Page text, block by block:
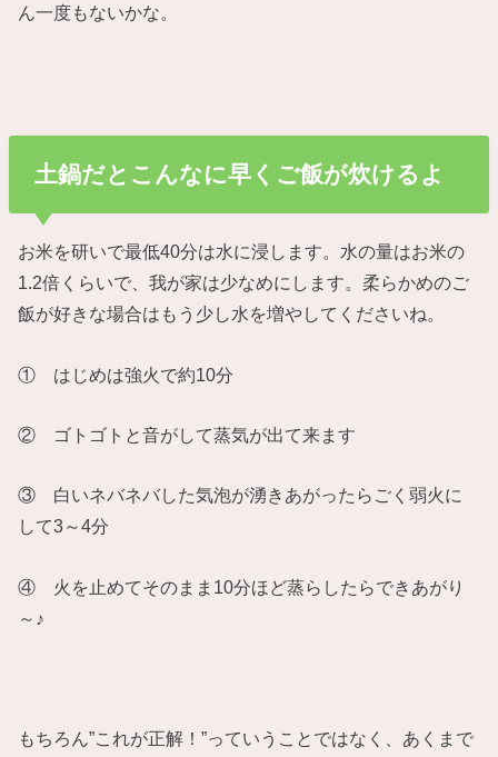
ん一度もないかな。
土鍋だとこんなに早くご飯が炊けるよ
お米を研いで最低40分は水に浸します。水の量はお米の
1.2倍くらいで、我が家は少なめにします。柔らかめのご
飯が好きな場合はもう少し水を増やしてくださいね。
① はじめは強火で約10分
② ゴトゴトと音がして蒸気が出て来ます
③ 白いネバネバした気泡が湧きあがったら ごく弱火に
して3～4分
④ 火を止めてそのまま10分ほど蒸らしたらできあがり
～♪
もちろん”これが正解！”っていうことではなく、あくまで